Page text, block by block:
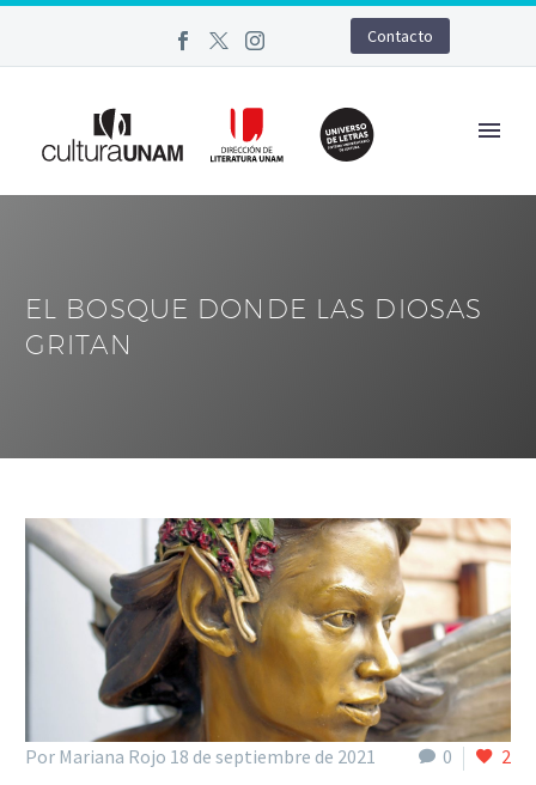
Contacto
EL BOSQUE DONDE LAS DIOSAS
GRITAN
0 2
Por Mariana Rojo 18 de septiembre de 2021